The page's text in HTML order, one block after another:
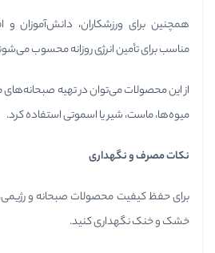
همچنین برای ورزشکاران، دانش‌آموزان و
مناسب برای تأمین انرژی روزانه محسوب
از این محصولات می‌توان در تهیه صبحانه‌های
میوه‌ها، ماست، شیر یا اسموتی استفاده کرد.
نکات مصرف و نگهداری
برای حفظ کیفیت محصولات صبحانه و
خشک و خنک نگهداری کنید.